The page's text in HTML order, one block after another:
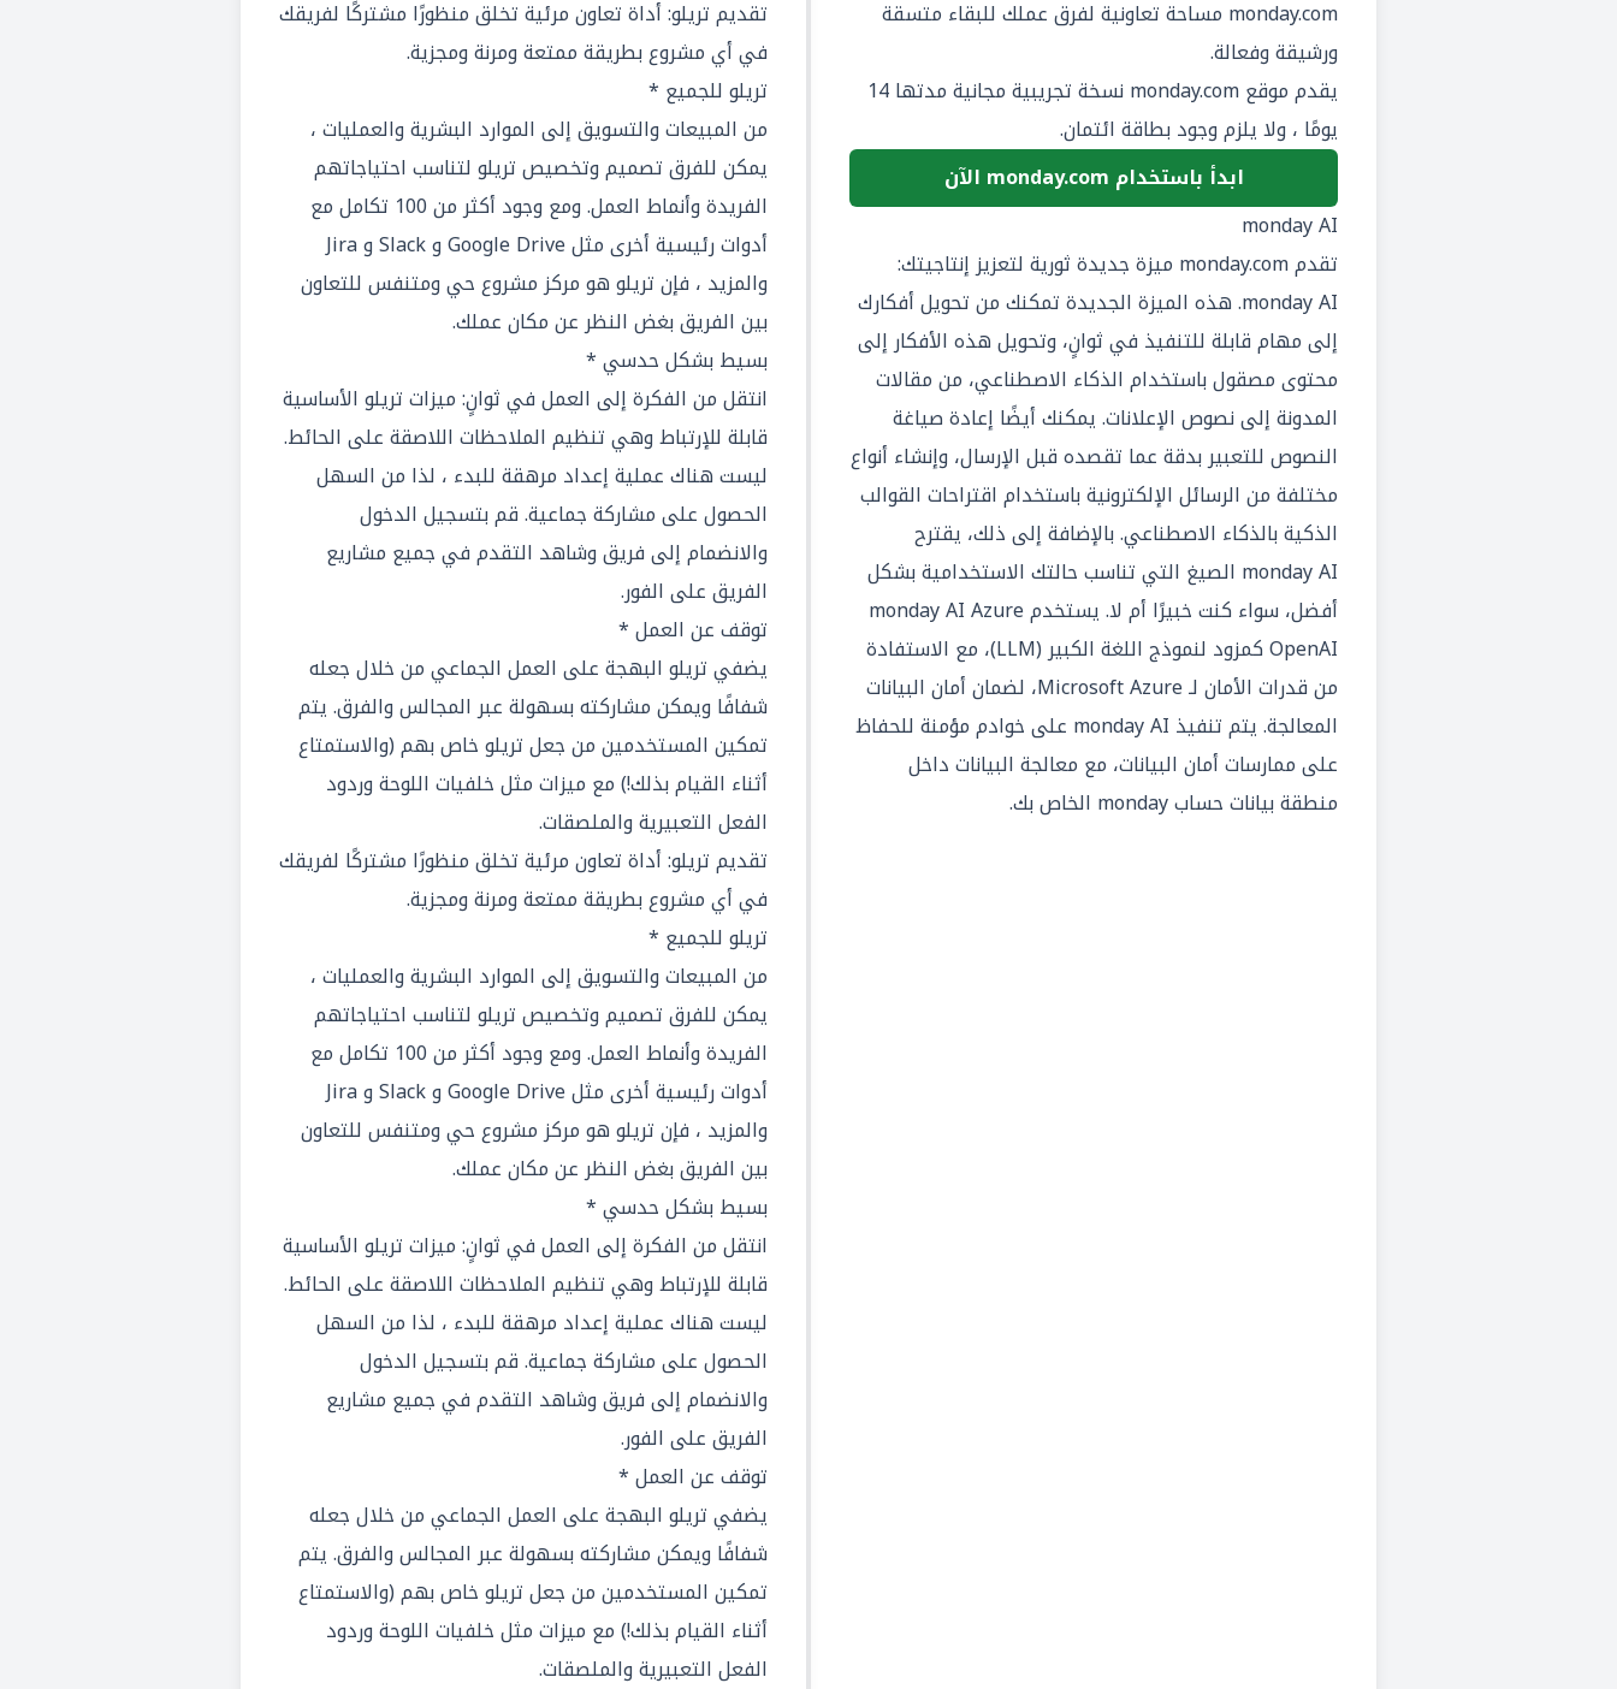
monday.com مساحة تعاونية لفرق عملك للبقاء متسقة
ورشيقة وفعالة.
يقدم موقع monday.com نسخة تجريبية مجانية مدتها 14
يومًا ، ولا يلزم وجود بطاقة ائتمان.
ابدأ باستخدام monday.com الآن
monday AI
تقدم monday.com ميزة جديدة ثورية لتعزيز إنتاجيتك:
monday AI. هذه الميزة الجديدة تمكنك من تحويل أفكارك
إلى مهام قابلة للتنفيذ في ثوانٍ، وتحويل هذه الأفكار إلى
محتوى مصقول باستخدام الذكاء الاصطناعي، من مقالات
المدونة إلى نصوص الإعلانات. يمكنك أيضًا إعادة صياغة
النصوص للتعبير بدقة عما تقصده قبل الإرسال، وإنشاء أنواع
مختلفة من الرسائل الإلكترونية باستخدام اقتراحات القوالب
الذكية بالذكاء الاصطناعي. بالإضافة إلى ذلك، يقترح
monday AI الصيغ التي تناسب حالتك الاستخدامية بشكل
أفضل، سواء كنت خبيرًا أم لا. يستخدم monday AI Azure
OpenAI كمزود لنموذج اللغة الكبير (LLM)، مع الاستفادة
من قدرات الأمان لـ Microsoft Azure، لضمان أمان البيانات
المعالجة. يتم تنفيذ monday AI على خوادم مؤمنة للحفاظ
على ممارسات أمان البيانات، مع معالجة البيانات داخل
منطقة بيانات حساب monday الخاص بك.
تقديم تريلو: أداة تعاون مرئية تخلق منظورًا مشتركًا لفريقك
في أي مشروع بطريقة ممتعة ومرنة ومجزية.
تريلو للجميع *
من المبيعات والتسويق إلى الموارد البشرية والعمليات ،
يمكن للفرق تصميم وتخصيص تريلو لتناسب احتياجاتهم
الفريدة وأنماط العمل. ومع وجود أكثر من 100 تكامل مع
أدوات رئيسية أخرى مثل Google Drive و Slack و Jira
والمزيد ، فإن تريلو هو مركز مشروع حي ومتنفس للتعاون
بين الفريق بغض النظر عن مكان عملك.
بسيط بشكل حدسي *
انتقل من الفكرة إلى العمل في ثوانٍ: ميزات تريلو الأساسية
قابلة للإرتباط وهي تنظيم الملاحظات اللاصقة على الحائط.
ليست هناك عملية إعداد مرهقة للبدء ، لذا من السهل
الحصول على مشاركة جماعية. قم بتسجيل الدخول
والانضمام إلى فريق وشاهد التقدم في جميع مشاريع
الفريق على الفور.
توقف عن العمل *
يضفي تريلو البهجة على العمل الجماعي من خلال جعله
شفافًا ويمكن مشاركته بسهولة عبر المجالس والفرق. يتم
تمكين المستخدمين من جعل تريلو خاص بهم (والاستمتاع
أثناء القيام بذلك!) مع ميزات مثل خلفيات اللوحة وردود
الفعل التعبيرية والملصقات.
تقديم تريلو: أداة تعاون مرئية تخلق منظورًا مشتركًا لفريقك
في أي مشروع بطريقة ممتعة ومرنة ومجزية.
تريلو للجميع *
من المبيعات والتسويق إلى الموارد البشرية والعمليات ،
يمكن للفرق تصميم وتخصيص تريلو لتناسب احتياجاتهم
الفريدة وأنماط العمل. ومع وجود أكثر من 100 تكامل مع
أدوات رئيسية أخرى مثل Google Drive و Slack و Jira
والمزيد ، فإن تريلو هو مركز مشروع حي ومتنفس للتعاون
بين الفريق بغض النظر عن مكان عملك.
بسيط بشكل حدسي *
انتقل من الفكرة إلى العمل في ثوانٍ: ميزات تريلو الأساسية
قابلة للإرتباط وهي تنظيم الملاحظات اللاصقة على الحائط.
ليست هناك عملية إعداد مرهقة للبدء ، لذا من السهل
الحصول على مشاركة جماعية. قم بتسجيل الدخول
والانضمام إلى فريق وشاهد التقدم في جميع مشاريع
الفريق على الفور.
توقف عن العمل *
يضفي تريلو البهجة على العمل الجماعي من خلال جعله
شفافًا ويمكن مشاركته بسهولة عبر المجالس والفرق. يتم
تمكين المستخدمين من جعل تريلو خاص بهم (والاستمتاع
أثناء القيام بذلك!) مع ميزات مثل خلفيات اللوحة وردود
الفعل التعبيرية والملصقات.